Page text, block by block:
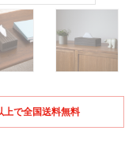
上で全国送料無料